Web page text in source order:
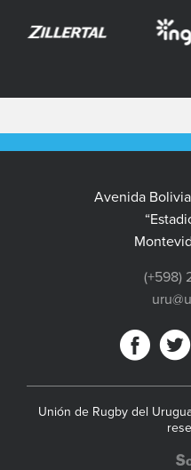
Avenida
(+598)
Unión de Rugby del